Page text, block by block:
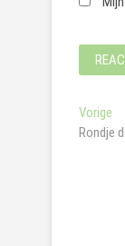
Vorige
Rondje